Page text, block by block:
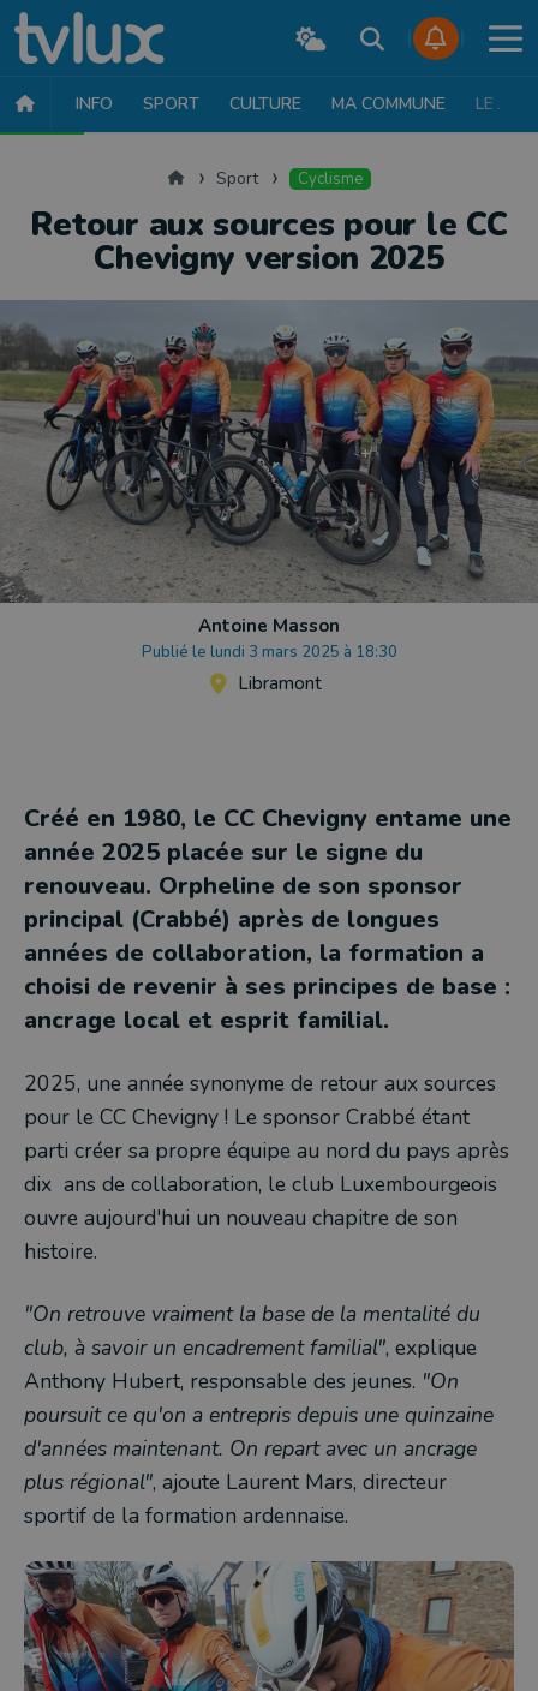
INFO SPORT CULTURE MA COMMUNE LE JT
AccueilSport Cyclisme
Retour aux sources pour le CC
Chevigny version 2025
Antoine Masson
Publié le lundi 3 mars 2025 à 18:30
Libramont
Créé en 1980, le CC Chevigny entame une
année 2025 placée sur le signe du
renouveau. Orpheline de son sponsor
principal (Crabbé) après de longues
années de collaboration, la formation a
choisi de revenir à ses principes de base :
ancrage local et esprit familial.
2025, une année synonyme de retour aux sources
pour le CC Chevigny ! Le sponsor Crabbé étant
parti créer sa propre équipe au nord du pays après
dix ans de collaboration, le club Luxembourgeois
ouvre aujourd'hui un nouveau chapitre de son
histoire.
"On retrouve vraiment la base de la mentalité du
club, à savoir un encadrement familial", explique
Anthony Hubert, responsable des jeunes. "On
poursuit ce qu'on a entrepris depuis une quinzaine
d'années maintenant. On repart avec un ancrage
plus régional", ajoute Laurent Mars, directeur
sportif de la formation ardennaise.